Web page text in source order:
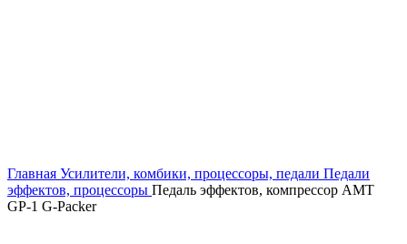
Главная Усилители, комбики, процессоры, педали Педали
эффектов, процессоры Педаль эффектов, компрессор AMT
GP-1 G-Packer